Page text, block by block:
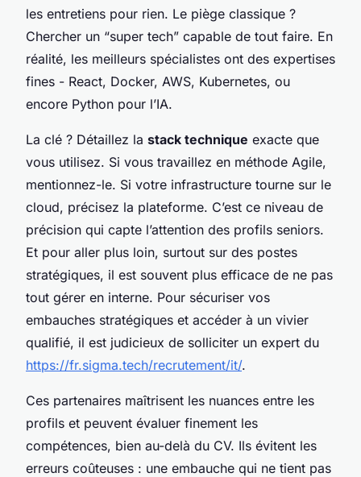
les entretiens pour rien. Le piège classique ?
Chercher un “super tech” capable de tout faire. En
réalité, les meilleurs spécialistes ont des expertises
fines - React, Docker, AWS, Kubernetes, ou
encore Python pour l’IA.
La clé ? Détaillez la stack technique exacte que
vous utilisez. Si vous travaillez en méthode Agile,
mentionnez-le. Si votre infrastructure tourne sur le
cloud, précisez la plateforme. C’est ce niveau de
précision qui capte l’attention des profils seniors.
Et pour aller plus loin, surtout sur des postes
stratégiques, il est souvent plus efficace de ne pas
tout gérer en interne. Pour sécuriser vos
embauches stratégiques et accéder à un vivier
qualifié, il est judicieux de solliciter un expert du
https://fr.sigma.tech/recrutement/it/.
Ces partenaires maîtrisent les nuances entre les
profils et peuvent évaluer finement les
compétences, bien au-delà du CV. Ils évitent les
erreurs coûteuses : une embauche qui ne tient pas